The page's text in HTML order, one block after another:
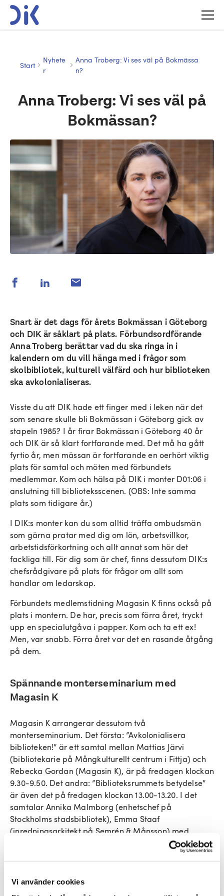
Vi använder cookies
Start
Nyhete
r
Anna Troberg: Vi ses väl på Bokmässa
n?
Anna Troberg: Vi ses väl på
Bokmässan?
Snart är det dags för årets Bokmässan i Göteborg
och DIK är såklart på plats. Förbundsordförande
Anna Troberg berättar vad du ska ringa in i
kalendern om du vill hänga med i frågor som
skolbibliotek, kulturell välfärd och hur biblioteken
ska avkolonialiseras.
Visste du att DIK hade ett finger med i leken när det
som senare skulle bli Bokmässan i Göteborg gick av
stapeln 1985? I år firar Bokmässan i Göteborg 40 år
och DIK är så klart fortfarande med. Det må ha gått
fyrtio år, men mässan är fortfarande en oerhört viktig
plats för samtal och möten med förbundets
medlemmar. Kom och hälsa på DIK i monter D01:06 i
anslutning till biblioteksscenen. (OBS: Inte samma
plats som tidigare år.)
I DIK:s monter kan du som alltid träffa ombudsmän
som gärna pratar med dig om lön, arbetsvillkor,
arbetstidsförkortning och allt annat som hör det
fackliga till. För dig som är chef, finns dessutom DIK:s
chefsrådgivare på plats för frågor om allt som
handlar om ledarskap.
Förbundets medlemstidning Magasin K finns också på
plats i montern. De har, precis som förra året, tryckt
upp en specialutgåva i papper. Kom och ta ett ex!
Men, var snabb. Förra året var det en rasande åtgång
på dem.
Spännande monterseminarium med
Magasin K
Magasin K arrangerar dessutom två
monterseminarium. Det första: ”Avkolonialisera
biblioteken!” är ett samtal mellan Mattias Järvi
(bibliotekarie på Mångkulturellt centrum i Fittja) och
Rebecka Gordan (Magasin K), är på fredagen klockan
9.30-9.50. Det andra: ”Biblioteksrummets betydelse”
är även det på fredagen klockan 13.00-13.20. I det
samtalar Annika Malmborg (enhetschef på
Stockholms stadsbibliotek), Emma Staaf
(inredningsarkitekt på Semrén & Månsson) med